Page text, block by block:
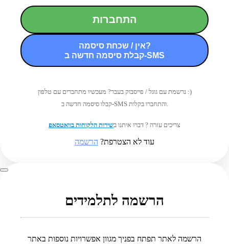
התחברות
אין / שכחת סיסמה?
קבלת סיסמה חדשה ב-SMS
נרשמת עם גוגל / פייסבוק בעבר? מעכשיו מתחברים עם טלפון :)
קבלו סיסמה חדשה ב-SMS והתחברו בקלות.
צריכים עזרה ? דברו איתנו בשירות הלקוחות בוואטסאפ
עוד לא הצטרפת? הרשמה
הרשמה לתלמידים
הרשמה לאתר תפתח בפניך מגוון אפשרויות נוספות באתר